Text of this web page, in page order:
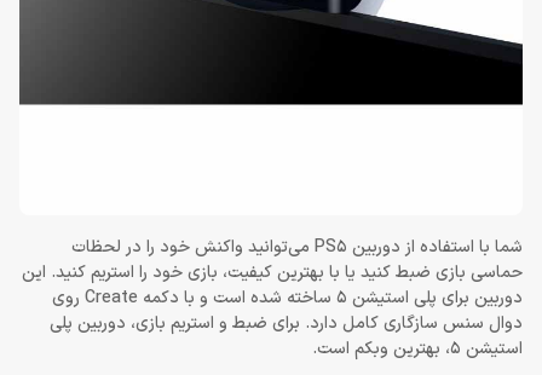
شما با استفاده از دوربین PS5 می‌توانید واکنش خود را در لحظات
حماسی بازی ضبط کنید یا با بهترین کیفیت، بازی خود را استریم کنید. این
دوربین برای پلی استیشن 5 ساخته شده است و با دکمه Create روی
دوال سنس سازگاری کامل دارد. برای ضبط و استریم بازی، دوربین پلی
استیشن 5، بهترین وبکم است.